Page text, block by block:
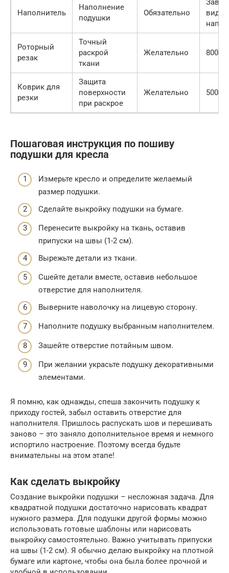
Наполнитель
Наполнение
подушки
Обязательно
вида
Роторный
резак
Точный
раскрой
ткани
Желательно 800-
Коврик для
резки
Защита
поверхности
при раскрое
Желательно 500-
Пошаговая инструкция по пошиву
подушки для кресла
Измерьте кресло и определите желаемый
размер подушки.
Сделайте выкройку подушки на бумаге.
Перенесите выкройку на ткань, оставив
припуски на швы (1-2 см).
Вырежьте детали из ткани.
Сшейте детали вместе, оставив небольшое
отверстие для наполнителя.
Выверните наволочку на лицевую сторону.
Наполните подушку выбранным наполнителем.
Зашейте отверстие потайным швом.
При желании украсьте подушку декоративными
элементами.
Я помню, как однажды, спеша закончить подушку к
приходу гостей, забыл оставить отверстие для
наполнителя. Пришлось распускать шов и перешивать
заново – это заняло дополнительное время и немного
испортило настроение. Поэтому всегда будьте
внимательны на этом этапе!
Как сделать выкройку
Создание выкройки подушки – несложная задача. Для
квадратной подушки достаточно нарисовать квадрат
нужного размера. Для подушки другой формы можно
использовать готовые шаблоны или нарисовать
выкройку самостоятельно. Важно учитывать припуски
на швы (1-2 см). Я обычно делаю выкройку на плотной
бумаге или картоне, чтобы она была более прочной и